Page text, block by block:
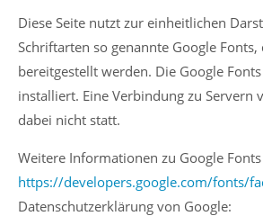
Diese Seite nutzt zur einheitlichen
Schriftarten so genannte Google
bereitgestellt werden. Die Google
installiert. Eine Verbindung zu Servern
dabei nicht statt.
Weitere Informationen zu Google
https://developers.google.com/fonts/
Datenschutzerklärung von Google: